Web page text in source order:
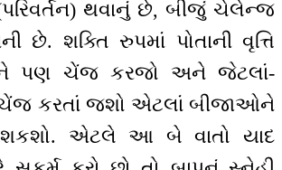
થવાનું છે, બીજું ચેલેન્જ
છે. શક્તિ રુપમાં પોતાની વૃત્તિ
પણ ચેંજ કરજો અને જેટલાં-
ચેંજ કરતાં જશો એટલાં બીજાઓને
એટલે આ બે વાતો યાદ